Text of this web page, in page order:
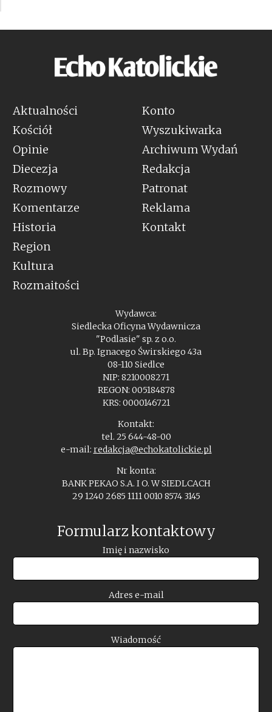
Aktualności
Kościół
Opinie
Diecezja
Rozmowy
Komentarze
Historia
Region
Kultura
Rozmaitości
Konto
Wyszukiwarka
Archiwum Wydań
Redakcja
Patronat
Reklama
Kontakt
Wydawca:
Siedlecka Oficyna Wydawnicza
"Podlasie" sp. z o.o.
ul. Bp. Ignacego Świrskiego 43a
08-110 Siedlce
NIP: 8210008271
REGON: 005184878
KRS: 0000146721
Kontakt:
tel. 25 644-48-00
e-mail: redakcja@echokatolickie.pl
Nr konta:
BANK PEKAO S.A. I O. W SIEDLCACH
29 1240 2685 1111 0010 8574 3145
Formularz kontaktowy
Imię i nazwisko
Adres e-mail
Wiadomość